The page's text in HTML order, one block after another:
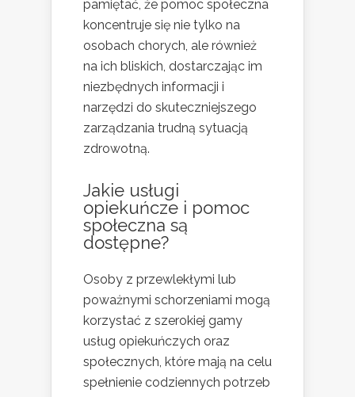
pamiętać, że pomoc społeczna
koncentruje się nie tylko na
osobach chorych, ale również
na ich bliskich, dostarczając im
niezbędnych informacji i
narzędzi do skuteczniejszego
zarządzania trudną sytuacją
zdrowotną.
Jakie usługi
opiekuńcze i pomoc
społeczna są
dostępne?
Osoby z przewlekłymi lub
poważnymi schorzeniami mogą
korzystać z szerokiej gamy
usług opiekuńczych oraz
społecznych, które mają na celu
spełnienie codziennych potrzeb